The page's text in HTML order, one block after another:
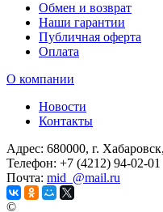
Обмен и возврат
Наши гарантии
Публичная оферта
Оплата
О компании
Новости
Контакты
Адрес: 680000, г.
Телефон: +7 (4212) 94-02-01
Почта: mid_@mail.ru
©